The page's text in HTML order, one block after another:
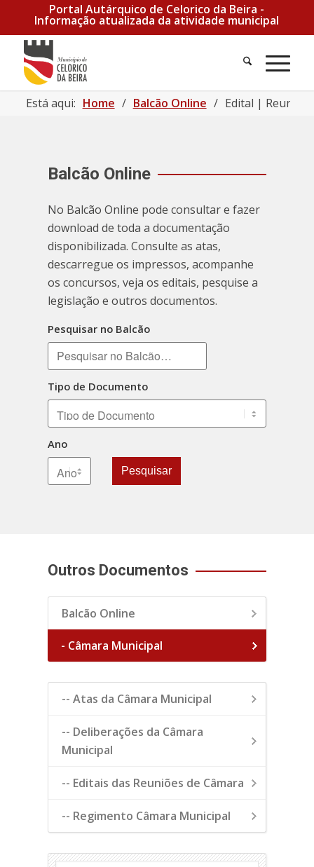
Portal Autárquico de Celorico da Beira -
Informação atualizada da atividade municipal
Pesquisa
Está aqui: Home / Balcão Online / Edital | Reunião
Balcão Online
No Balcão Online pode consultar e fazer
download de toda a documentação
disponibilizada. Consulte as atas,
descarregue os impressos, acompanhe
os concursos, veja os editais, pesquise a
legislação e outros documentos.
Pesquisar no Balcão
Tipo de Documento
Ano
Pesquisar
Outros Documentos
Balcão Online
- Câmara Municipal
-- Atas da Câmara Municipal
-- Deliberações da Câmara
Municipal
-- Editais das Reuniões de Câmara
-- Regimento Câmara Municipal